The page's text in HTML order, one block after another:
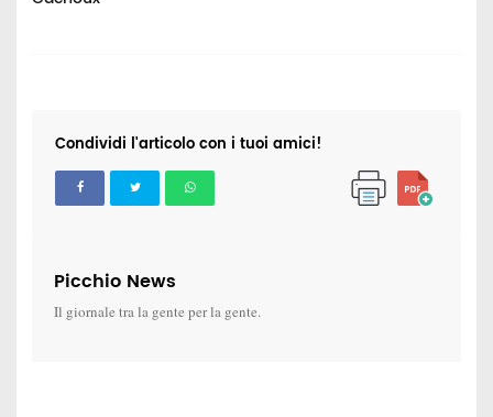
Condividi l'articolo con i tuoi amici!
Picchio News
Il giornale tra la gente per la gente.